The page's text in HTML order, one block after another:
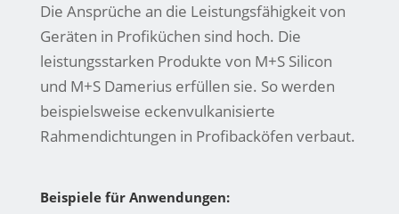
Die Ansprüche an die Leistungsfähigkeit von
Geräten in Profiküchen sind hoch. Die
leistungsstarken Produkte von M+S Silicon
und M+S Damerius erfüllen sie. So werden
beispielsweise eckenvulkanisierte
Rahmendichtungen in Profibacköfen verbaut.
Beispiele für Anwendungen: